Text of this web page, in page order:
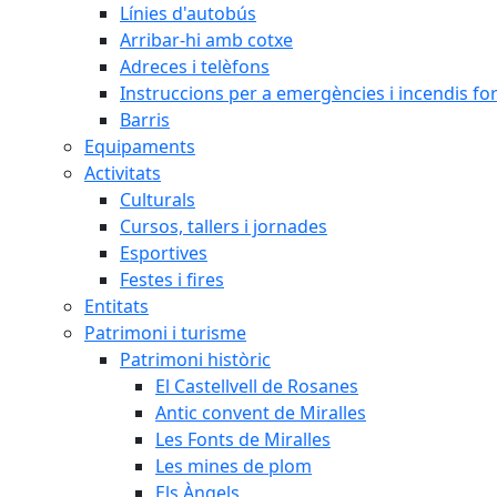
Línies d'autobús
Arribar-hi amb cotxe
Adreces i telèfons
Instruccions per a emergències i incendis
Barris
Equipaments
Activitats
Culturals
Cursos, tallers i jornades
Esportives
Festes i fires
Entitats
Patrimoni i turisme
Patrimoni històric
El Castellvell de Rosanes
Antic convent de Miralles
Les Fonts de Miralles
Les mines de plom